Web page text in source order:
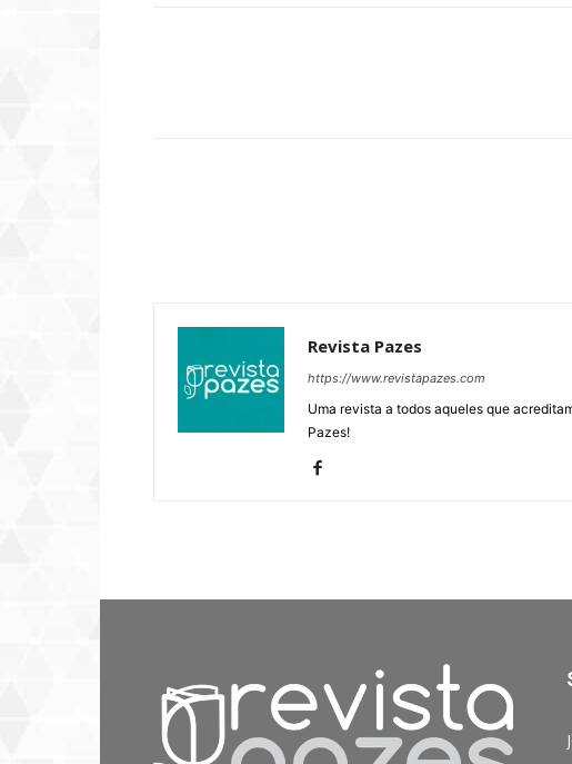
Revista Pazes
https://www.revistapazes.com
Uma revista a todos aqueles que
Pazes!